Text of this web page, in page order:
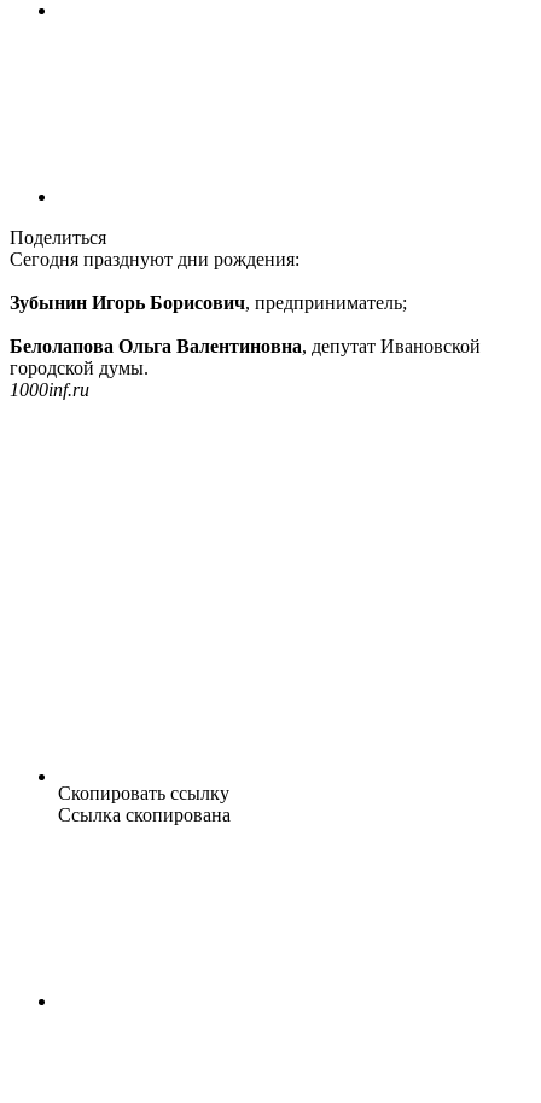
Поделиться
Сегодня празднуют дни рождения:
Зубынин Игорь Борисович, предприниматель;
Белолапова Ольга Валентиновна, депутат Ивановской
городской думы.
1000inf.ru
Скопировать ссылку
Ссылка скопирована